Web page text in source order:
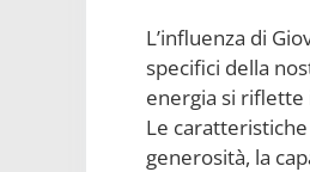
L’influenza di
specifici della
energia si riflette
Le
generosità, la